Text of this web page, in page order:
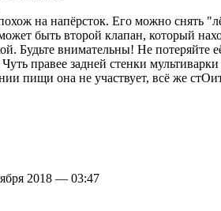
на напёрсток. Его можно снять
быть второй клапан, который
Будьте внимательны! Не потеряйте
правее задней стенки
пищи она не участвует, всё же
2018 — 03:47